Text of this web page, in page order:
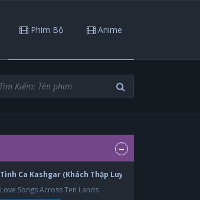
Phim Bộ Anime
Tình Ca Kashgar (Khách Thập Luyến Ca) (2026)
Love Songs Across Ten Lands